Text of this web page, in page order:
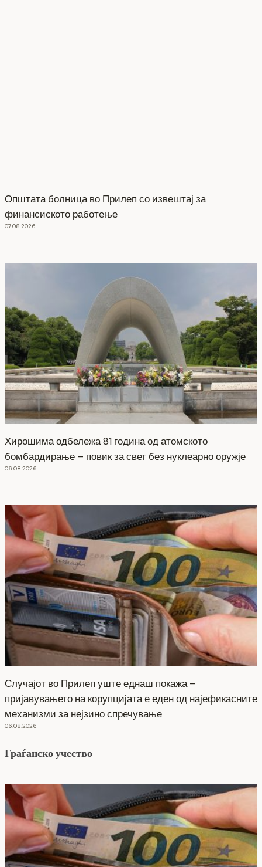
Општата болница во Прилеп со извештај за
финансиското работење
07.08.2026
Хирошима одбележа 81 година од атомското
бомбардирање – повик за свет без нуклеарно оружје
06.08.2026
Случајот во Прилеп уште еднаш покажа –
пријавувањето на корупцијата е еден од најефикасните
механизми за нејзино спречување
06.08.2026
Граѓанско учество